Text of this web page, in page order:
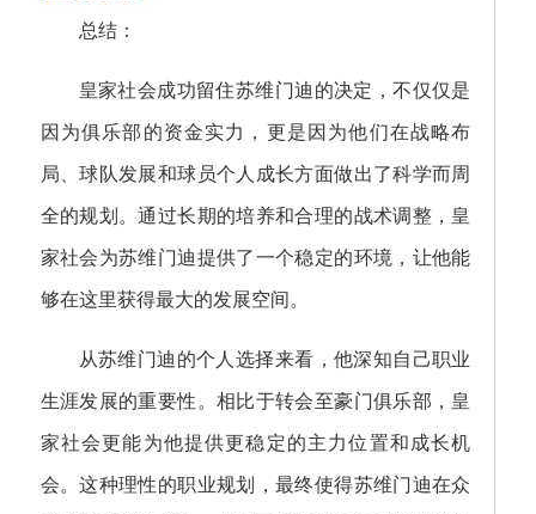
总结：
皇家社会成功留住苏维门迪的决定，不仅仅是
因为俱乐部的资金实力，更是因为他们在战略布
局、球队发展和球员个人成长方面做出了科学而周
全的规划。通过长期的培养和合理的战术调整，皇
家社会为苏维门迪提供了一个稳定的环境，让他能
够在这里获得最大的发展空间。
从苏维门迪的个人选择来看，他深知自己职业
生涯发展的重要性。相比于转会至豪门俱乐部，皇
家社会更能为他提供更稳定的主力位置和成长机
会。这种理性的职业规划，最终使得苏维门迪在众